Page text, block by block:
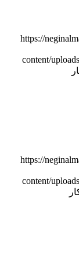
https://
content/
https://
content/